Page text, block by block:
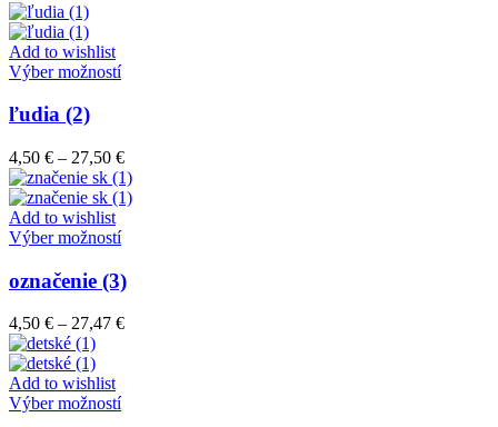
vybrať
na
through
9,40 €
Add to wishlist
Výber možnostíTento
variantov.
Možnosti
si
môžete
vybrať
na
stránke
produktu.
ľudia (2)
4,50 € – 27,50 €Price
range:
4,50 €
Add to wishlist
Výber možnostíTento
má
viacero
variantov.
vybrať
na
označenie (3)
4,50 € – 27,47 €Price
Add to wishlist
Výber možnostíTento